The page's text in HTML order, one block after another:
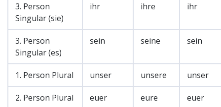
3. Person
Singular (sie)
ihr ihre ihr
3. Person
Singular (es)
sein seine sein
1. Person Plural unser unsere unser
2. Person Plural euer eure euer